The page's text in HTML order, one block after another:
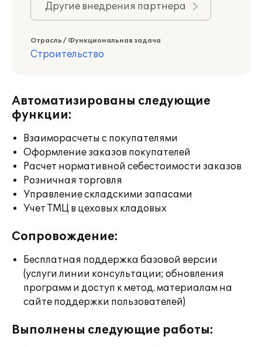
Другие внедрения партнера
Отрасль / Функциональная задача
Строительство
Автоматизированы следующие
функции:
Взаиморасчеты с покупателями
Оформление заказов покупателей
Расчет нормативной себестоимости заказов
Розничная торговля
Управление складскими запасами
Учет ТМЦ в цеховых кладовых
Сопровождение:
Бесплатная поддержка базовой версии
(услуги линии консультации; обновления
программ и доступ к метод. материалам на
сайте поддержки пользователей)
Выполнены следующие работы: